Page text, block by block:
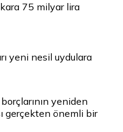
75 milyar lira
yeni nesil uydulara
yeniden
gerçekten önemli bir